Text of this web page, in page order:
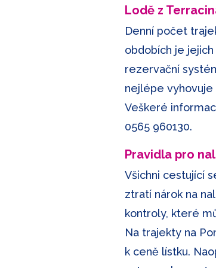
Lodě z
Denní počet
obdobích je
rezervační
nejlépe
Veškeré
0565 960130.
Pravidla pro
Všichni cestující
ztratí nárok na
kontroly, které
Na trajekty na
k ceně lístku.